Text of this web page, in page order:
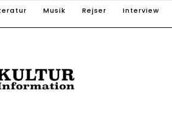
Musik Rejser Interview